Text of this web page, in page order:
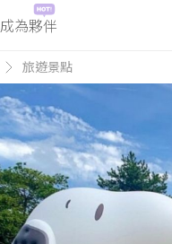
成為夥伴
旅遊景點